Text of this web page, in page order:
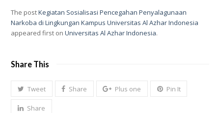
The postKegiatan Sosialisasi Pencegahan Penyalagunaan
Narkoba di Lingkungan Kampus Universitas Al Azhar Indonesia
appeared first onUniversitas Al Azhar Indonesia.
Share This
Tweet Share Plus one Pin It
Share